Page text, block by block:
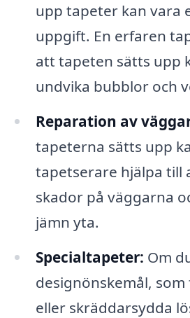
upp tapeter kan vara
uppgift. En erfaren
att tapeten sätts upp
undvika bubblor och
Reparation av
tapeterna sätts upp
tapetserare hjälpa till
skador på väggarna
jämn yta.
Specialtapeter: Om
designönskemål,
eller skräddarsydda